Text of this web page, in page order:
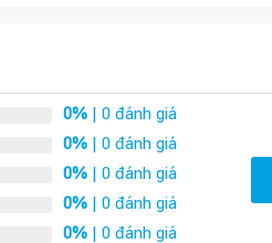
0% | 0 đánh giá
0% | 0 đánh giá
0% | 0 đánh giá
0% | 0 đánh giá
0% | 0 đánh giá